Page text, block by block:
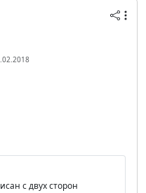
с двух сторон